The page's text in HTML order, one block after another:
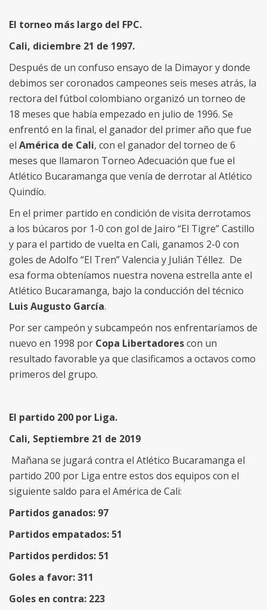
El torneo más largo del FPC.
Cali, diciembre 21 de 1997.
Después de un confuso ensayo de la Dimayor y donde
debimos ser coronados campeones seis meses atrás, la
rectora del fútbol colombiano organizó un torneo de
18 meses que había empezado en julio de 1996. Se
enfrentó en la final, el ganador del primer año que fue
el América de Cali, con el ganador del torneo de 6
meses que llamaron Torneo Adecuación que fue el
Atlético Bucaramanga que venía de derrotar al Atlético
Quindío.
En el primer partido en condición de visita derrotamos
a los búcaros por 1-0 con gol de Jairo “El Tigre” Castillo
y para el partido de vuelta en Cali, ganamos 2-0 con
goles de Adolfo “El Tren” Valencia y Julián Téllez. De
esa forma obteníamos nuestra novena estrella ante el
Atlético Bucaramanga, bajo la conducción del técnico
Luis Augusto García.
Por ser campeón y subcampeón nos enfrentaríamos de
nuevo en 1998 por Copa Libertadorescon un
resultado favorable ya que clasificamos a octavos como
primeros del grupo.
El partido 200 por Liga.
Cali, Septiembre 21 de 2019
Mañana se jugará contra el Atlético Bucaramanga el
partido 200 por Liga entre estos dos equipos con el
siguiente saldo para el América de Cali:
Partidos ganados: 97
Partidos empatados: 51
Partidos perdidos: 51
Goles a favor: 311
Goles en contra: 223